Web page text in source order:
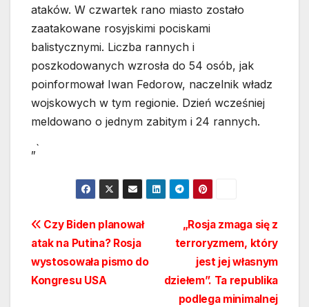
ataków. W czwartek rano miasto zostało
zaatakowane rosyjskimi pociskami
balistycznymi. Liczba rannych i
poszkodowanych wzrosła do 54 osób, jak
poinformował Iwan Fedorow, naczelnik władz
wojskowych w tym regionie. Dzień wcześniej
meldowano o jednym zabitym i 24 rannych.
„`
Nawigacja
wpisu
„Rosja zmaga się z
terroryzmem, który
jest jej własnym
dziełem”. Ta republika
podlega minimalnej
Czy Biden planował
atak na Putina? Rosja
wystosowała pismo do
Kongresu USA